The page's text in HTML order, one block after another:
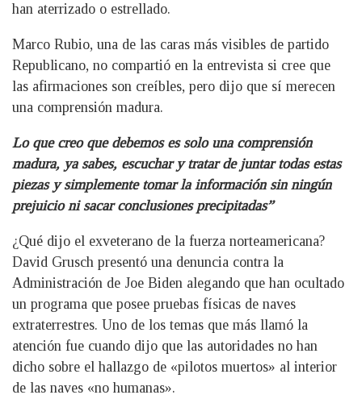
han aterrizado o estrellado.
Marco Rubio, una de las caras más visibles de partido
Republicano, no compartió en la entrevista si cree que
las afirmaciones son creíbles, pero dijo que sí merecen
una comprensión madura.
Lo que creo que debemos es solo una comprensión
madura, ya sabes, escuchar y tratar de juntar todas estas
piezas y simplemente tomar la información sin ningún
prejuicio ni sacar conclusiones precipitadas”
¿Qué dijo el exveterano de la fuerza norteamericana?
David Grusch presentó una denuncia contra la
Administración de Joe Biden alegando que han ocultado
un programa que posee pruebas físicas de naves
extraterrestres. Uno de los temas que más llamó la
atención fue cuando dijo que las autoridades no han
dicho sobre el hallazgo de «pilotos muertos» al interior
de las naves «no humanas».